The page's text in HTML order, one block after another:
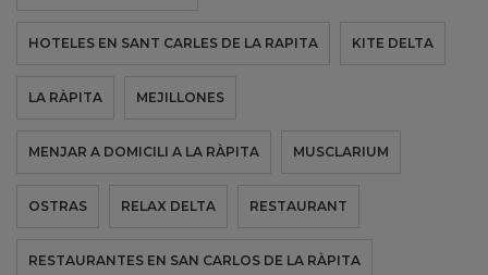
HOTELES EN SANT CARLES DE LA RAPITA KITE DELTA
LA RÀPITA MEJILLONES
MENJAR A DOMICILI A LA RÀPITA MUSCLARIUM
OSTRAS RELAX DELTA RESTAURANT
RESTAURANTES EN SAN CARLOS DE LA RÀPITA